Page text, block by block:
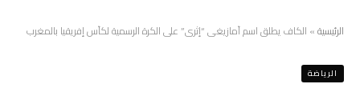
الرئيسية» الكاف يطلق اسم أمازيغي “إثري” على الكرة الرسمية لكأس إفريقيا بالمغرب
الرياضة